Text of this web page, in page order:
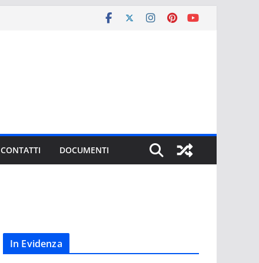
CONTATTI DOCUMENTI
In Evidenza